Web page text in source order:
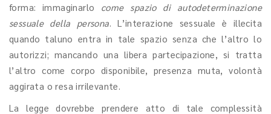
forma: immaginarlo come spazio di autodeterminazione
sessuale della persona. L’interazione sessuale è illecita
quando taluno entra in tale spazio senza che l’altro lo
autorizzi; mancando una libera partecipazione, si tratta
l’altro come corpo disponibile, presenza muta, volontà
aggirata o resa irrilevante.
La legge dovrebbe prendere atto di tale complessità